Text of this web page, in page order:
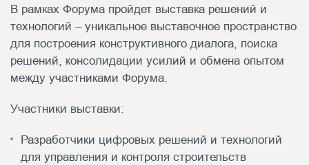
В рамках Форума пройдет выставка решений и
технологий – уникальное выставочное пространство
для построения конструктивного диалога, поиска
решений, консолидации усилий и обмена опытом
между участниками Форума.
Участники выставки:
Разработчики цифровых решений и технологий
для управления и контроля строительств